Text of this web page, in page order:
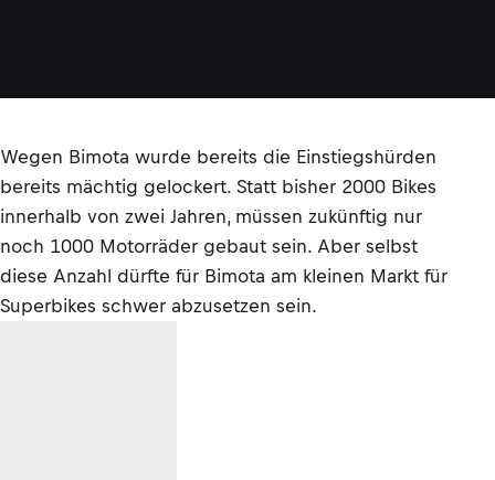
Wegen Bimota wurde bereits die Einstiegshürden
bereits mächtig gelockert. Statt bisher 2000 Bikes
innerhalb von zwei Jahren, müssen zukünftig nur
noch 1000 Motorräder gebaut sein. Aber selbst
diese Anzahl dürfte für Bimota am kleinen Markt für
Superbikes schwer abzusetzen sein.